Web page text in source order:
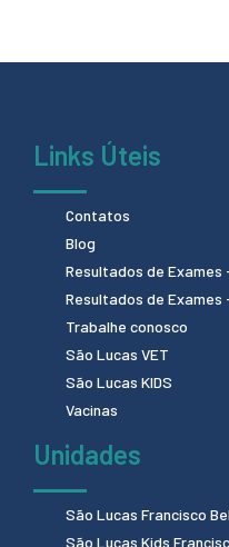
Links Úteis
Contatos
Blog
Resultados de Exames
Resultados de Exames
Trabalhe conosco
São Lucas VET
São Lucas KIDS
Vacinas
Unidades
São Lucas Francisco
São Lucas Kids